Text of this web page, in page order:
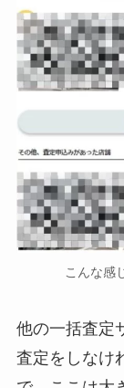
こんな感
他の一括査定
査定をしなけ